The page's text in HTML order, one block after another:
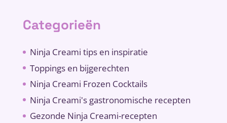
Categorieën
Ninja Creami tips en inspiratie
Toppings en bijgerechten
Ninja Creami Frozen Cocktails
Ninja Creami's gastronomische recepten
Gezonde Ninja Creami-recepten